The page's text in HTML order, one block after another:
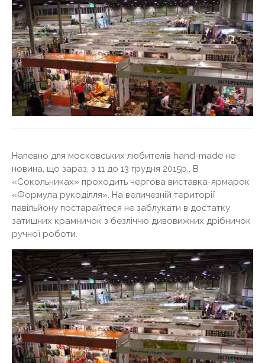
Напевно для московських любителів hand-made не
новина, що зараз, з 11 до 13 грудня 2015р., В
«Сокольниках» проходить чергова виставка-ярмарок
«Формула рукоділля». На величезній території
павільйону постарайтеся не заблукати в достатку
затишних крамничок з безліччю дивовижних дрібничок
ручної роботи.